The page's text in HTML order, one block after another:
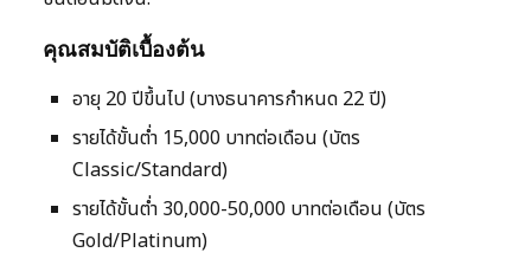
คุณสมบัติเบื้องต้น
อายุ 20 ปีขึ้นไป (บางธนาคารกำหนด 22 ปี)
รายได้ขั้นต่ำ 15,000 บาทต่อเดือน (บัตร
Classic/Standard)
รายได้ขั้นต่ำ 30,000-50,000 บาทต่อเดือน (บัตร
Gold/Platinum)